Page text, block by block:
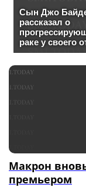
Макрон
премьером